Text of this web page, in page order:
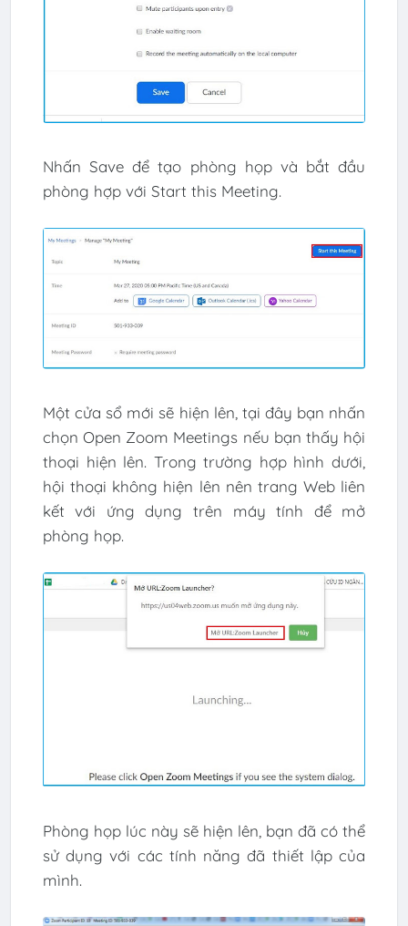
Nhấn Save để tạo phòng họp và bắt đầu
phòng hợp với Start this Meeting.
Một cửa sổ mới sẽ hiện lên, tại đây bạn nhấn
chọn Open Zoom Meetings nếu bạn thấy hội
thoại hiện lên. Trong trường hợp hình dưới,
hội thoại không hiện lên nên trang Web liên
kết với ứng dụng trên máy tính để mở
phòng họp.
Phòng họp lúc này sẽ hiện lên, bạn đã có thể
sử dụng với các tính năng đã thiết lập của
mình.